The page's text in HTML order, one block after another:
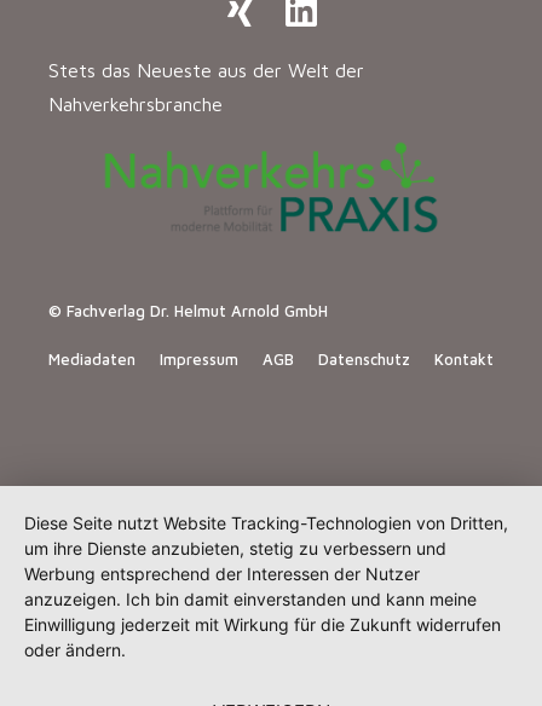
Stets das Neueste aus der Welt der
Nahverkehrsbranche
© Fachverlag Dr. Helmut Arnold GmbH
Mediadaten Impressum AGB Datenschutz Kontakt
Diese Seite nutzt Website Tracking-Technologien von Dritten,
um ihre Dienste anzubieten, stetig zu verbessern und
Werbung entsprechend der Interessen der Nutzer
anzuzeigen. Ich bin damit einverstanden und kann meine
Einwilligung jederzeit mit Wirkung für die Zukunft widerrufen
oder ändern.